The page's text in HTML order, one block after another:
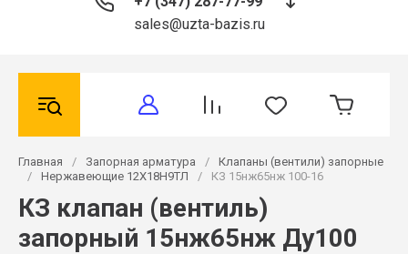
sales@uzta-bazis.ru
Главная / Запорная арматура /
Клапаны (вентили) запорные
/
Нержавеющие 12Х18Н9ТЛ / КЗ 15нж65нж 100-16
КЗ клапан (вентиль)
запорный 15нж65нж Ду100